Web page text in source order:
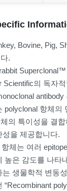
Bovine, Pig,
.
Superclonal™
Scientific의 독자
polyclonal 항체의
의 특이성을 결
성을 제공합니다.
체는 여러
높은 감도를 나타
생물학적 변동
“Recombinant